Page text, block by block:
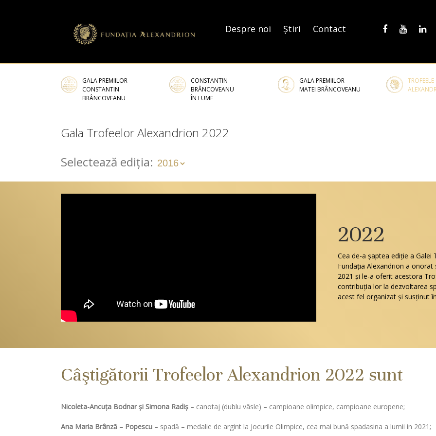
Despre noi Știri Contact
GALA PREMIILOR
CONSTANTIN
BRÂNCOVEANU
CONSTANTIN
BRÂNCOVEANU
ÎN LUME
GALA PREMIILOR
MATEI BRÂNCOVEANU
TROFEELE
Gala Trofeelor Alexandrion 2022
Selectează ediția:
2022
Cea de-a şaptea ediţie a
Fundaţia Alexandrion a
2021 și le-a oferit acestora
contribuţia lor la dezvoltarea
acest fel organizat și susținut
Câştigătorii Trofeelor Alexandrion 2022 sunt
Nicoleta-Ancuța Bodnar și Simona Radiș – canotaj (dublu vâsle) – campioane olimpice, campioane europene;
Ana Maria Brânză – Popescu – spadă – medalie de argint la Jocurile Olimpice, cea mai bună spadasina a lumii in 2021;